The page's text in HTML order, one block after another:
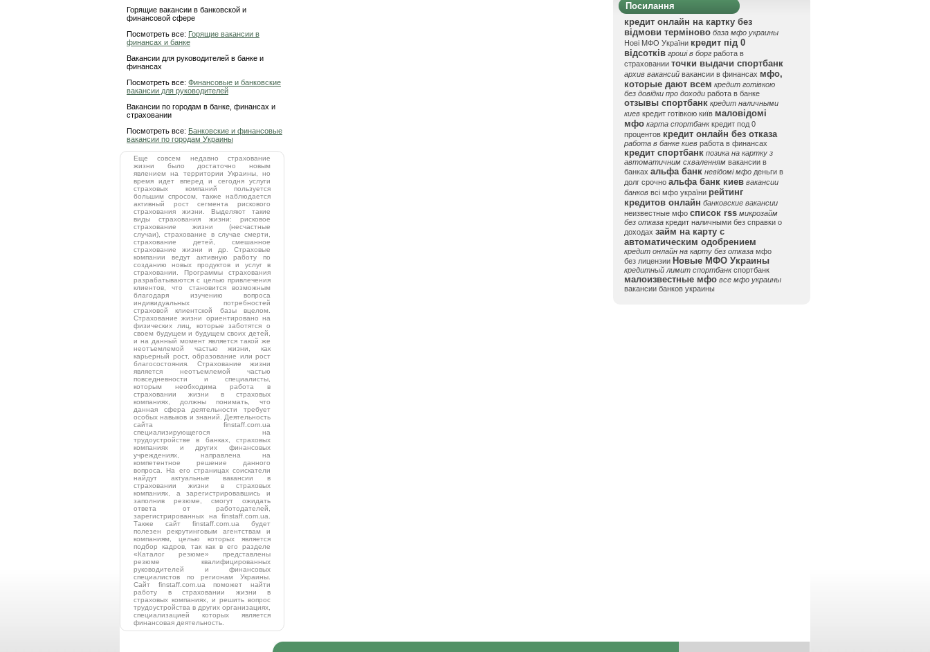
Горящие вакансии в банковской и
финансовой сфере
Посмотреть все: Горящие вакансии в
финансах и банке
Вакансии для руководителей в банке и
финансах
Посмотреть все: Финансовые и банковские
вакансии для руководителей
Вакансии по городам в банке, финансах и
страховании
Посмотреть все: Банковские и финансовые
вакансии по городам Украины
Еще совсем недавно страхование
жизни было достаточно новым
явлением на территории Украины, но
время идет вперед и сегодня услуги
страховых компаний пользуется
большим спросом, также наблюдается
активный рост сегмента рискового
страхования жизни. Выделяют такие
виды страхования жизни: рисковое
страхование жизни (несчастные
случаи), страхование в случае смерти,
страхование детей, смешанное
страхование жизни и др. Страховые
компании ведут активную работу по
созданию новых продуктов и услуг в
страховании. Программы страхования
разрабатываются с целью привлечения
клиентов, что становится возможным
благодаря изучению вопроса
индивидуальных потребностей
страховой клиентской базы вцелом.
Страхование жизни ориентировано на
физических лиц, которые заботятся о
своем будущем и будущем своих детей,
и на данный момент является такой же
неотъемлемой частью жизни, как
карьерный рост, образование или рост
благосостояния. Страхование жизни
является неотъемлемой частью
повседневности и специалисты,
которым необходима работа в
страховании жизни в страховых
компаниях, должны понимать, что
данная сфера деятельности требует
особых навыков и знаний. Деятельность
сайта finstaff.com.ua
специализирующегося на
трудоустройстве в банках, страховых
компаниях и других финансовых
учреждениях, направлена на
компетентное решение данного
вопроса. На его страницах соискатели
найдут актуальные вакансии в
страховании жизни в страховых
компаниях, а зарегистрировавшись и
заполнив резюме, смогут ожидать
ответа от работодателей,
зарегистрированных на finstaff.com.ua.
Также сайт finstaff.com.ua будет
полезен рекрутинговым агентствам и
компаниям, целью которых является
подбор кадров, так как в его разделе
«Каталог резюме» представлены
резюме квалифицированных
руководителей и финансовых
специалистов по регионам Украины.
Сайт finstaff.com.ua поможет найти
работу в страховании жизни в
страховых компаниях, и решить вопрос
трудоустройства в других организациях,
специализацией которых является
финансовая деятельность.
Посилання
кредит онлайн на картку без
відмови терміново база мфо украины
Нові МФО України кредит під 0
відсотків гроші в борг работа в
страховании точки выдачи спортбанк
архив вакансий вакансии в финансах мфо,
которые дают всем кредит готівкою
без довідки про доходи работа в банке
отзывы спортбанк кредит наличными
киев кредит готівкою київ маловідомі
мфо карта спортбанк кредит под 0
процентов кредит онлайн без отказа
работа в банке киев работа в финансах
кредит спортбанк позика на картку з
автоматичним схваленням вакансии в
банках альфа банк невідомі мфо деньги в
долг срочно альфа банк киев вакансии
банков всі мфо україни рейтинг
кредитов онлайн банковские вакансии
неизвестные мфо список rss микрозайм
без отказа кредит наличными без справки о
доходах займ на карту с
автоматическим одобрением
кредит онлайн на карту без отказа мфо
без лицензии Новые МФО Украины
кредитный лимит спортбанк спортбанк
малоизвестные мфо все мфо украины
вакансии банков украины